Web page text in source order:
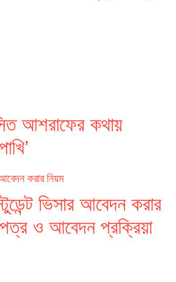
আশরাফের কথায়
ভিসার আবেদন করার
ও আবেদন প্রক্রিয়া